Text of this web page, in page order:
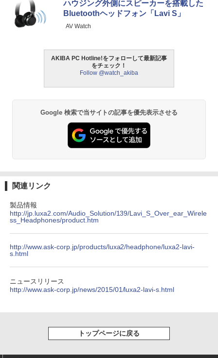
ハウジング外側にスピーカーを搭載した
Bluetoothヘッドフォン「Lavi S」
AV Watch
AKIBA PC Hotline!をフォローして最新記事
をチェック！
Follow @watch_akiba
Google 検索で当サイトの記事を優先表示させる
関連リンク
製品情報
http://jp.luxa2.com/Audio_Solution/139/Lavi_S_Over_ear_Wirele
ss_Headphones/product.htm
http://www.ask-corp.jp/products/luxa2/headphone/luxa2-lavi-
s.html
ニュースリリース
http://www.ask-corp.jp/news/2015/01/luxa2-lavi-s.html
トップページに戻る